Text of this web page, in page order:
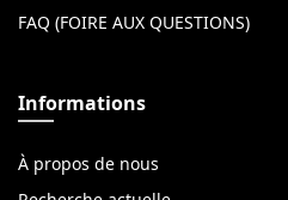
FAQ (FOIRE AUX QUESTIONS)
Informations
À propos de nous